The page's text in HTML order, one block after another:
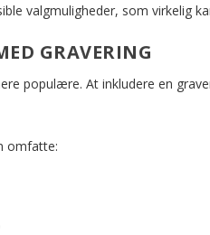
valgmuligheder, som virkelig
GRAVERING
populære. At inkludere en
omfatte: